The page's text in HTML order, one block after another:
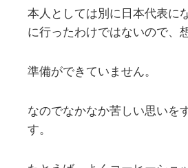
本人としては別に日本代表に
に行ったわけではないので、
準備ができていません。
なのでなかなか苦しい思いを
す。